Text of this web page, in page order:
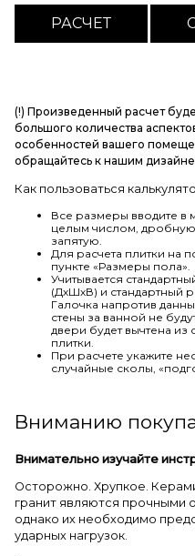
(!) Произведенный расчет
большого количества
особенностей вашего
обращайтесь к нашим
Как пользоваться
Все размеры вводите в
целым числом, дробную
запятую.
Для расчета плитки на
пункте «Размеры пола».
Учитывается
(ДхШхВ) и стандартный
Галочка напротив
стены за ванной не
двери будет вычтена
плитки.
При расчете укажите
случайные сколы,
Вниманию
Внимательно изучайте
Осторожно. Хрупкое.
гранит являются прочными
однако их необходимо
ударных нагрузок.